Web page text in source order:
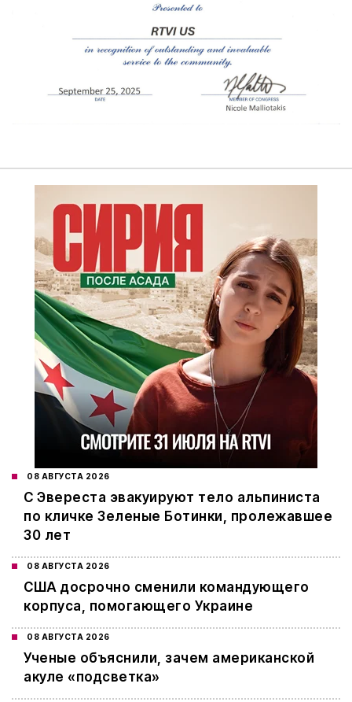
08 АВГУСТА 2026
С Эвереста эвакуируют тело альпиниста
по кличке Зеленые Ботинки, пролежавшее
30 лет
08 АВГУСТА 2026
США досрочно сменили командующего
корпуса, помогающего Украине
08 АВГУСТА 2026
Ученые объяснили, зачем американской
акуле «подсветка»